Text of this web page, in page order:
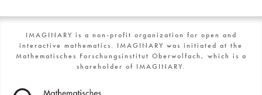
IMAGINARY is a non-profit organization for open and
interactive mathematics. IMAGINARY was initiated at the
Mathematisches Forschungsinstitut Oberwolfach, which is a
shareholder of IMAGINARY.